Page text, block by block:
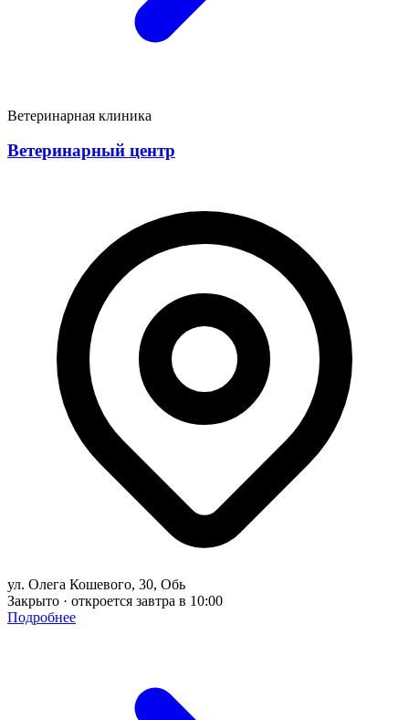
Ветеринарная клиника
Ветеринарный центр
ул. Олега Кошевого, 30, Обь
Закрыто · откроется завтра в 10:00
Подробнее